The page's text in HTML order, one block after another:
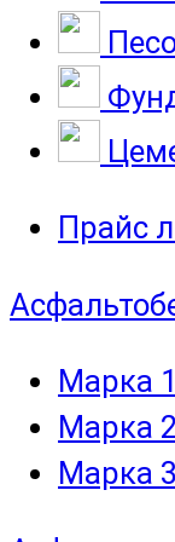
Прайс
Марка 1
Марка 2
Марка 3